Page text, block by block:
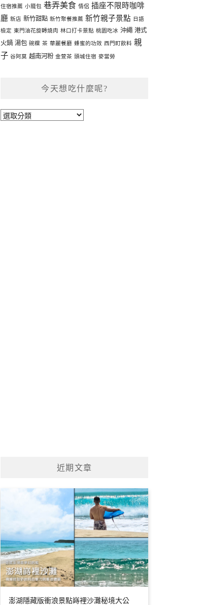
住宿推薦 小籠包 巷弄美食 情侶 插座不限時咖啡
廳 新店 新竹甜點 新竹聚餐推薦 新竹親子景點 日語
檢定 東門油花旋轉燒肉 林口打卡景點 桃園吃冰 沖繩 港式
火鍋 湯包 碗粿 茶 華麗餐廳 蜂蜜的功效 西門町飲料 親
子 谷阿莫 越南河粉 金萱茶 頭城住宿 麥當勞
今天想吃什麼呢?
今
近期文章
澎湖隱藏版衝浪景點嵵裡沙灘秘境大公